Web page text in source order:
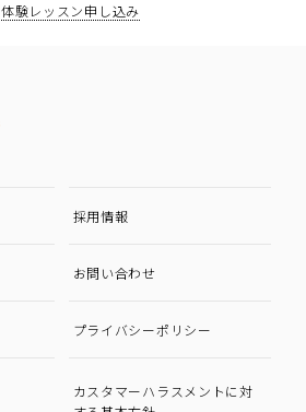
体験レッスン申し込み
採用情報
お問い合わせ
プライバシーポリシー
カスタマーハラスメントに対